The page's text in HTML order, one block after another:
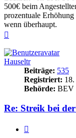
500€ beim
prozentuale
wenn überhaupt.
Hauseltr
Beiträge: 535
Registriert:
Behörde: BEV
Re: Streik bei